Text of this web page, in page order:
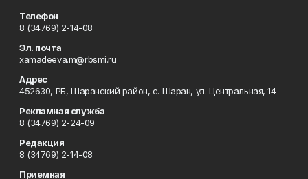
Телефон
8 (34769) 2-14-08
Эл. почта
xamadeeva.m@rbsmi.ru
Адрес
452630, РБ, Шаранский район, с. Шаран, ул. Центральная, 14
Рекламная служба
8 (34769) 2-24-09
Редакция
8 (34769) 2-14-08
Приемная